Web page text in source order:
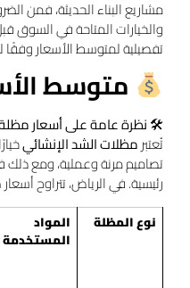
مشاريع البناء الحديثة، فمن
والخيارات المتاحة في السوق
تفصيلية لمتوسط الأسعار
متوسط
🛠نظرة عامة على أسعار
تُعتبرمظلات الشد الإنشائي
تصاميم مرنة وعملية، ومع
رئيسية. في الرياض، تتراوح أسعار
نوع المظلة المواد
المستخدمة